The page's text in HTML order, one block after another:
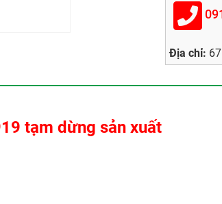
Địa chỉ:
tạm dừng sản xuất